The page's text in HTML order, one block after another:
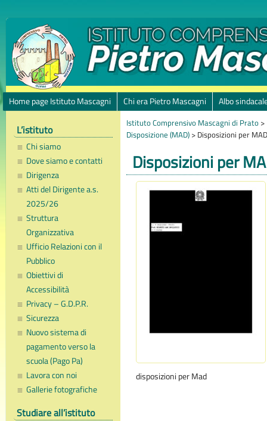
Home page Istituto Mascagni Chi era Pietro Mascagni Albo
L’istituto
Chi siamo
Dove siamo e contatti
Dirigenza
Atti del Dirigente a.s.
2025/26
Struttura
Organizzativa
Ufficio Relazioni con il
Pubblico
Obiettivi di
Accessibilità
Privacy – G.D.P.R.
Sicurezza
Nuovo sistema di
pagamento verso la
scuola (Pago Pa)
Lavora con noi
Gallerie fotografiche
Studiare all’istituto
Istituto Comprensivo Mascagni di Prato>
Disposizione (MAD)> Disposizioni per MAD
Disposizioni per
disposizioni per Mad